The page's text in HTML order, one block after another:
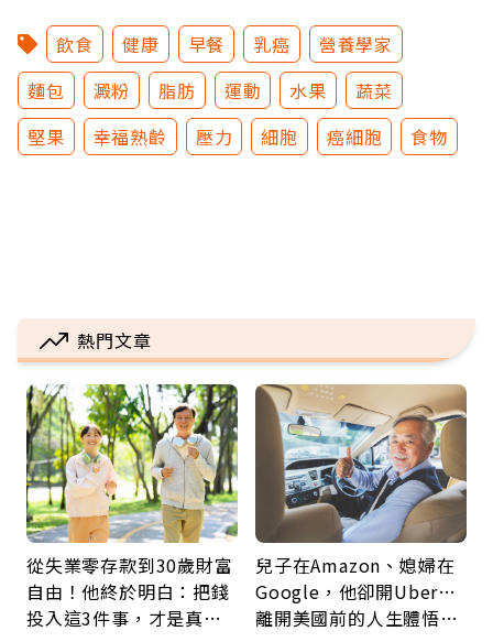
飲食 健康 早餐 乳癌
營養學家
麵包
澱粉 脂肪 運動 水果
蔬菜
堅果
幸福熟齡 壓力 細胞 癌細胞 食物
熱門文章
從失業零存款到30歲財富
自由！他終於明白：把錢
投入這3件事，才是真正
兒子在Amazon、媳婦在
Google，他卻開Uber…
離開美國前的人生體悟：